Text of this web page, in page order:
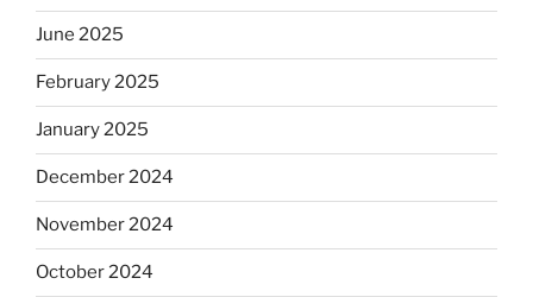
June 2025
February 2025
January 2025
December 2024
November 2024
October 2024